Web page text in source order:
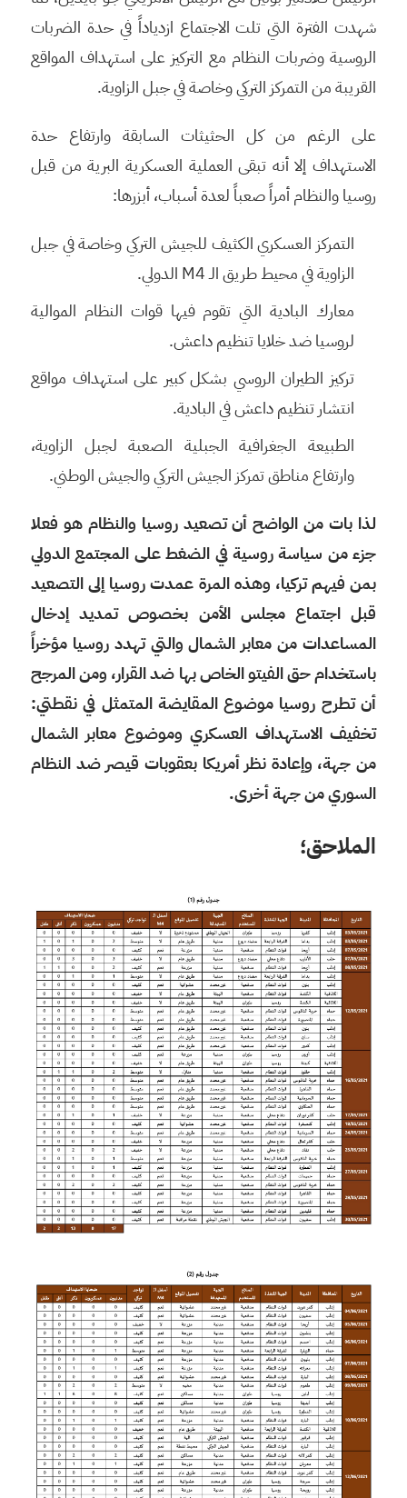
شهدت الفترة التي تلت الاجتماع ازدياداً في حدة الضربات
الروسية وضربات النظام مع التركيز على استهداف المواقع
القريبة من التمركز التركي وخاصة في جبل الزاوية.
على الرغم من كل الحثيثات السابقة وارتفاع حدة
الاستهداف إلا أنه تبقى العملية العسكرية البرية من قبل
روسيا والنظام أمراً صعباً لعدة أسباب، أبزرها:
التمركز العسكري الكثيف للجيش التركي وخاصة في جبل
الزاوية في محيط طريق الـ M4 الدولي.
معارك البادية التي تقوم فيها قوات النظام الموالية
لروسيا ضد خلايا تنظيم داعش.
تركيز الطيران الروسي بشكل كبير على استهداف مواقع
انتشار تنظيم داعش في البادية.
الطبيعة الجغرافية الجبلية الصعبة لجبل الزاوية،
وارتفاع مناطق تمركز الجيش التركي والجيش الوطني.
لذا بات من الواضح أن تصعيد روسيا والنظام هو فعلا
جزء من سياسة روسية في الضغط على المجتمع الدولي
بمن فيهم تركيا، وهذه المرة عمدت روسيا إلى التصعيد
قبل اجتماع مجلس الأمن بخصوص تمديد إدخال
المساعدات من معابر الشمال والتي تهدد روسيا مؤخراً
باستخدام حق الفيتو الخاص بها ضد القرار، ومن المرجح
أن تطرح روسيا موضوع المقايضة المتمثل في نقطتي:
تخفيف الاستهداف العسكري وموضوع معابر الشمال
من جهة، وإعادة نظر أمريكا بعقوبات قيصر ضد النظام
السوري من جهة أخرى.
الملاحق؛